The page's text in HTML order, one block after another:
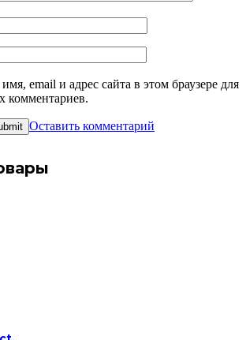
email и адрес сайта в этом браузере для
комментариев.
Оставить комментарий